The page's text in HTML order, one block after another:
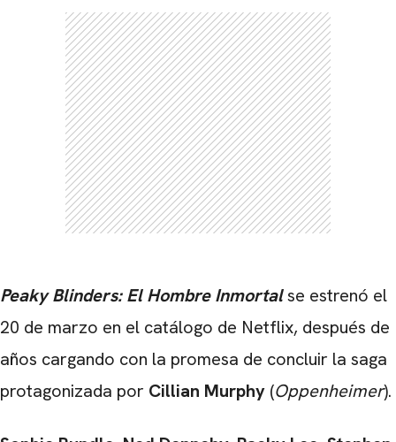
Peaky Blinders: El Hombre Inmortalse estrenó el
20 de marzo en el catálogo de Netflix, después de
años cargando con la promesa de concluir la saga
protagonizada por Cillian Murphy (Oppenheimer).